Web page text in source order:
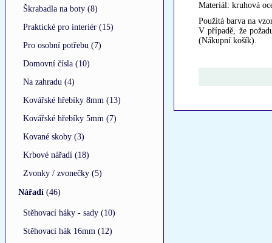
Škrabadla na boty (8)
Praktické pro interiér (15)
Pro osobní potřebu (7)
Domovní čísla (10)
Na zahradu (4)
Kovářské hřebíky 8mm (13)
Kovářské hřebíky 5mm (7)
Kované skoby (3)
Krbové nářadí (18)
Zvonky / zvonečky (5)
Nářadí (46)
Stěhovací háky - sady (10)
Stěhovací hák 16mm (12)
Materiál: kruhová
Použitá barva na
V případě, že
(Nákupní košík).